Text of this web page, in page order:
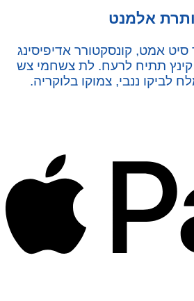
אלמנט
סיט אמט, קונסקטורר אדיפיסינג
קינץ תתיח לרעח. לת צשחמי צש
לביקו ננבי, צמוקו בלוקריה.